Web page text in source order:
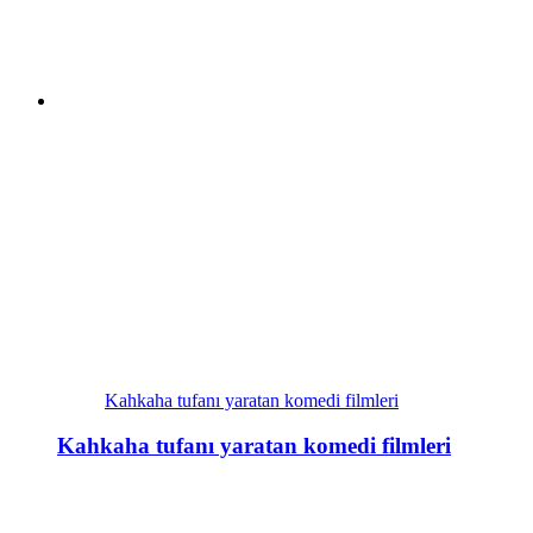
Kahkaha tufanı yaratan komedi filmleri
Kahkaha tufanı yaratan komedi filmleri